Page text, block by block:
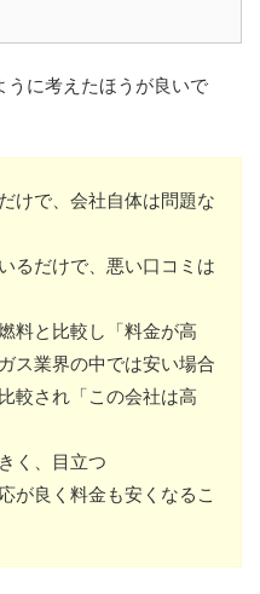
うに考えたほうが良いで
けで、会社自体は問題な
るだけで、悪い口コミは
料と比較し「料金が高
ス業界の中では安い場合
較され「この会社は高
く、目立つ
が良く料金も安くなるこ